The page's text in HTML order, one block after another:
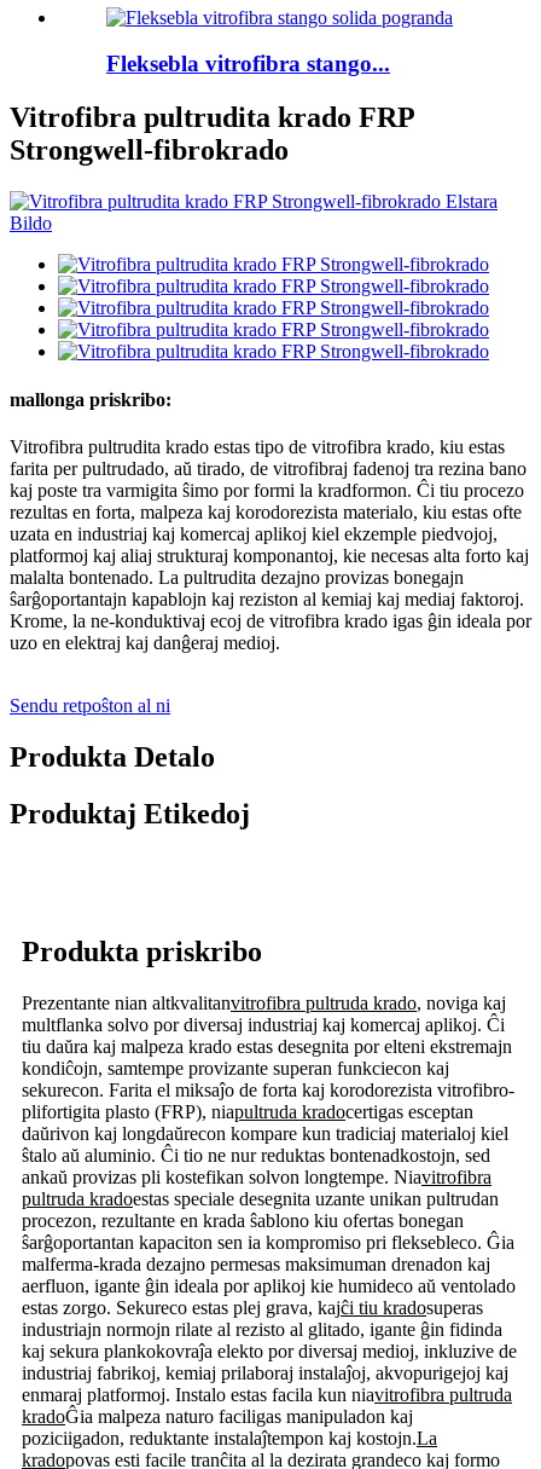
Fleksebla vitrofibra stango...
Vitrofibra pultrudita krado FRP
Strongwell-fibrokrado
mallonga priskribo:
Vitrofibra pultrudita krado estas tipo de vitrofibra krado, kiu estas
farita per pultrudado, aŭ tirado, de vitrofibraj fadenoj tra rezina bano
kaj poste tra varmigita ŝimo por formi la kradformon. Ĉi tiu procezo
rezultas en forta, malpeza kaj korodorezista materialo, kiu estas ofte
uzata en industriaj kaj komercaj aplikoj kiel ekzemple piedvojoj,
platformoj kaj aliaj strukturaj komponantoj, kie necesas alta forto kaj
malalta bontenado. La pultrudita dezajno provizas bonegajn
ŝarĝoportantajn kapablojn kaj reziston al kemiaj kaj mediaj faktoroj.
Krome, la ne-konduktivaj ecoj de vitrofibra krado igas ĝin ideala por
uzo en elektraj kaj danĝeraj medioj.
Sendu retpoŝton al ni
Produkta Detalo
Produktaj Etikedoj
Produkta priskribo
Prezentante nian altkvalitanvitrofibra pultruda krado, noviga kaj
multflanka solvo por diversaj industriaj kaj komercaj aplikoj. Ĉi
tiu daŭra kaj malpeza krado estas desegnita por elteni ekstremajn
kondiĉojn, samtempe provizante superan funkciecon kaj
sekurecon. Farita el miksaĵo de forta kaj korodorezista vitrofibro-
plifortigita plasto (FRP), niapultruda kradocertigas esceptan
daŭrivon kaj longdaŭrecon kompare kun tradiciaj materialoj kiel
ŝtalo aŭ aluminio. Ĉi tio ne nur reduktas bontenadkostojn, sed
ankaŭ provizas pli kostefikan solvon longtempe. Niavitrofibra
pultruda kradoestas speciale desegnita uzante unikan pultrudan
procezon, rezultante en krada ŝablono kiu ofertas bonegan
ŝarĝoportantan kapaciton sen ia kompromiso pri fleksebleco. Ĝia
malferma-krada dezajno permesas maksimuman drenadon kaj
aerfluon, igante ĝin ideala por aplikoj kie humideco aŭ ventolado
estas zorgo. Sekureco estas plej grava, kajĉi tiu kradosuperas
industriajn normojn rilate al rezisto al glitado, igante ĝin fidinda
kaj sekura plankokovraĵa elekto por diversaj medioj, inkluzive de
industriaj fabrikoj, kemiaj prilaboraj instalaĵoj, akvopurigejoj kaj
enmaraj platformoj. Instalo estas facila kun niavitrofibra pultruda
kradoĜia malpeza naturo faciligas manipuladon kaj
poziciigadon, reduktante instalaĵtempon kaj kostojn.La
kradopovas esti facile tranĉita al la dezirata grandeco kaj formo